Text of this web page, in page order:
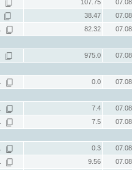
107.75
38.47
82.32
975.0
0.0
7.4
7.5
0.3
9.56